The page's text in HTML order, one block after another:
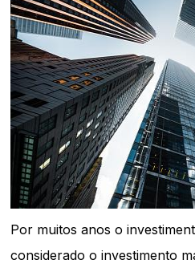
Por muitos anos o
considerado o investimento